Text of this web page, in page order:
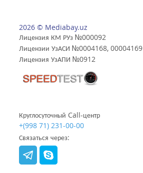
2026 © Mediabay.uz
Лицензия КМ РУз №000092
Лицензии УзАСИ №0004168, 00004169
Лицензия УзАПИ №0912
Круглосуточный Call-центр
+(998 71) 231-00-00
Связаться через: